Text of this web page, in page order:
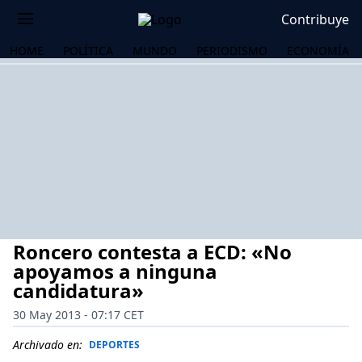
Contribuye
HOME POLÍTICA MUNDO PERIODISMO ECONOMÍA
Roncero contesta a ECD: «No
apoyamos a ninguna
candidatura»
30 May 2013 - 07:17 CET
Archivado en: DEPORTES